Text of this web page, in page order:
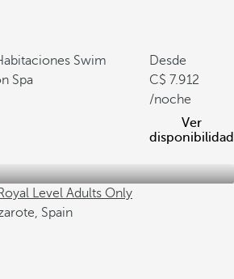
Swim
Spa
Desde
7.912
/noche
Ver
disponibilidad
Level Adults Only
Spain